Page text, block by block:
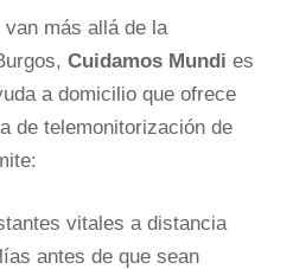
más allá de la
Cuidamos Mundi es
a domicilio que ofrece
de telemonitorización de
vitales a distancia
antes de que sean